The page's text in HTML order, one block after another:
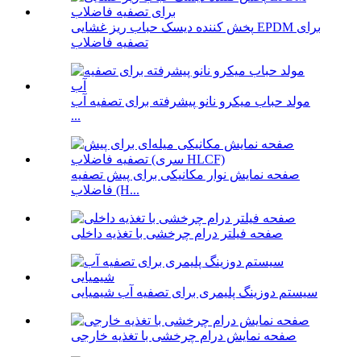
پخش کننده دیسک حباب ریز غشایی EPDM برای
تصفیه فاضلاب
مولد حباب میکرو نانو پیشرفته برای تصفیه آب
...
صفحه نمایش نوار مکانیکی برای پیش تصفیه
فاضلاب (H...
صفحه فیلتر درام چرخشی با تغذیه داخلی
سیستم دوزینگ پلیمری برای تصفیه آب شیمیایی
صفحه نمایش درام چرخشی با تغذیه خارجی